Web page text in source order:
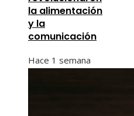
la alimentación
y la
comunicación
Hace 1 semana